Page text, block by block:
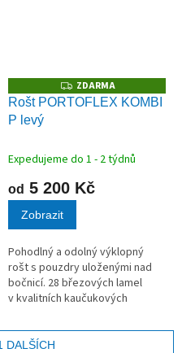
Z
D
A
ZDARMA
Rošt PORTOFLEX KOMBI
P levý
Expedujeme do 1 - 2 týdnů
od 5 200 Kč
Zobrazit
Pohodlný a odolný výklopný
rošt s pouzdry uloženými nad
bočnicí. 28 březových lamel
v kvalitních kaučukových
DALŠÍCH